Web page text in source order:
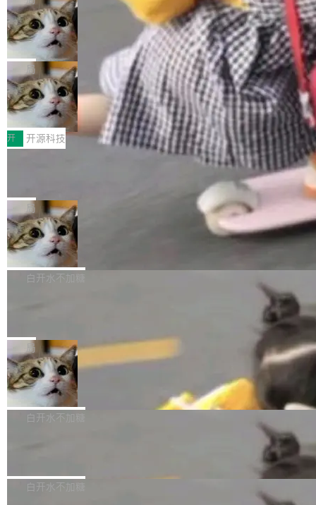
现实 过去两年，CIO们的焦虑清单上多了两项：
一是如何让大模型和智能体应用安全地从PoC走
向生产，二是如何让测试团队跟得上AI应用...
设置，如果用布尔值 + 可空字段来表示——bool
ean 表示是否可切换，nullable 的默认模式、浅
色方案、深色方案——会产生大量无意义的组
合。方案缺了、配置冲突了、全 null 了。要知道
哪些组合有效，作者说，你得靠"文档、校验、或
者部落知识"。 换个写法。Rust 的 enum，两个
变体：Switchable...
个"AI 知识库 + 聊天机器人"——每个大厂都在
做，没什么新鲜的。 但 Kenton Varda 在 Twitte
r 上把事情说清楚了： 今天我们发布了 Cloudfla
re OS，一个带连接器的聊天机器人，跟其他所
有科技公司做的一样。只不过，实际上它不一
样。这是 Sandstorm.io 的重制版，我十年前的
那个创业公司。不同的是，这次它构建在 Cloudf
lare Workers 上——我花了九年时间搭建的平台
——并且深度集成了 AI。这基本上是我十年秘密
Deno 团队开源 Celld，可自托管的分
布式 Durable Objects
Ryan Dahl 领导的 Deno 团队推出了最新开源项
目 Celld，一个能在自己机器上运行 Cloudflare
Workers 和 Durable Objects 的守护进程。 设
计思路很直接：每个对象是一个独立的 SQLite
数据库，按名称寻址，复制到你自己的 S3 兼容
存储库里。节点之间只通过这个存储库协调——
没有控制平面，没有共识协议。每个对象自带一
个小型数据库，应用天然按分片构建，单个数据
库的竞争和爆炸半径问题在设计层面就被消除
了。 闲置的 cell 会休眠到几乎不占资源。当 cel
l 迁移或唤醒时，新宿主从 S3 恢复 SQLite 数据
库继续执行。存储库是持久化的唯一真相...
局
鲁大师7月新机性能/流畅/AI榜：vivo夺
性能、流畅双第一，三星Galaxy Z系列
新折叠缺席
2026年7月的手机市场，由于存储等硬件成本暴
增，手机厂商的日子也不好过啊，新机速度明显
放缓，因此硝烟味淡了许多。新机参数规格除开
高价的三星折叠（三星Galaxy Z Fold8 Ultra / Z
Fold8 / Z Flip8）外，其余要么是中低端机器，
例如iQOO Z11i、REDMI Note 17、REDMI No
te 17 Pro、OPPO K15，要么是vivo X300 E这
样的次旗舰。 Galaxy Z Fold8 Ultra / Z Fold8 /
Z Flip8三款折叠屏新机均在7月22日发布，且全
部搭载骁龙8 Elite Gen5 for Galaxy，它们本该
开 开源科技
Zed 编辑器团队发布了新项目——DeltaDB，一
个在 git commit 之间记录每一次编辑操作的版
本控制系统。目前处于 Early Access 阶段。 De
ltaDB 的核心思路直接写在 landing page 最显
眼的位置：「Software is made between com
mits」——软件是在 commit 之间写出来的。git
是把这段空隙补上。 回退到任何一次编辑：Delt
aDB 捕获 commit 之间的每一次操作，...
局
SpaceXAI 单季资本开支达 183 亿美元
根据风险投资人Tomer Tunguz 博客（VC 分
析）披露的最新分析与第二季度业绩报告，Spac
微软同期总资本开支的四成。 与亚马逊、Alpha
bet、微软以及 Meta 等传统科技巨头相比，Spa
ceXAI的资金消耗速度尤为引人瞩目。然而，支
撑庞大支出的资金来源却呈现出截然不同的面
貌。数据显示，微软和 Meta 主要依托充沛的经
白开水不加糖
一个在终端里运行的编程 agent；Muse Spark
1.2，驱动这个 agent 的新模型。一句话概括：
你可以用 curl -fsSL https://dev.meta.ai/install.
sh | bash 安装一个能在大项目里自动规划、写
代码、验证结果的 AI 终端工具。 据介绍，Muse
个主 agent 循环，外加一组后台 agent。这些后
局
美团开源 LoHoSearch，用知识图谱校
准 AI 能力认知
机器出题的前提，是让机器拥有全局视野。整个
构建流程可以分为四个环节：建图 → 控制难度
白开水不加糖
库，并将作为transport接入Mooncake TENT。
白开水不加糖